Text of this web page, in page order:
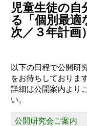
児童生徒の
る「個別最適
次／３年計画）
以下の日程で公開研
をお待ちしております
詳細は公開案内より
い。
公開研究会ご案内